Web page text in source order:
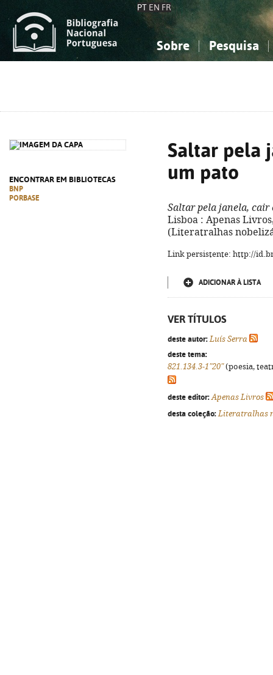
PT EN FR
Sobre Pesquisa
ENCONTRAR EM BIBLIOTECAS
BNP
PORBASE
Saltar pela
um pato
Saltar pela janela, cair
Lisboa : Apenas
(Literatralhas
Link persistente: http://
ADICIONAR À LISTA
VER TÍTULOS
deste autor: Luís Serra
deste tema:
821.134.3-1"20"(poesia,
deste editor: Apenas Livros
desta coleção: Literatralhas